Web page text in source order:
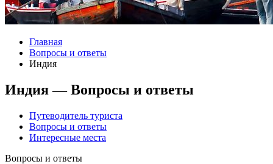
Главная
Вопросы и ответы
Индия
Индия — Вопросы и ответы
Путеводитель туриста
Вопросы и ответы
Интересные места
Вопросы и ответы